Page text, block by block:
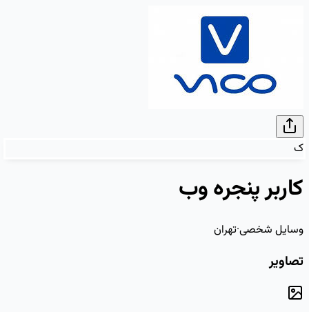
ک
کاربر پنجره وب
وسایل شخصی·تهران
تصاویر